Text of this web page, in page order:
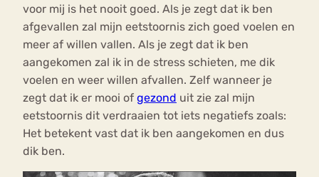
voor mij is het nooit goed. Als je zegt dat ik ben
afgevallen zal mijn eetstoornis zich goed voelen en
meer af willen vallen. Als je zegt dat ik ben
aangekomen zal ik in de stress schieten, me dik
voelen en weer willen afvallen. Zelf wanneer je
zegt dat ik er mooi of gezond uit zie zal mijn
eetstoornis dit verdraaien tot iets negatiefs zoals:
Het betekent vast dat ik ben aangekomen en dus
dik ben.